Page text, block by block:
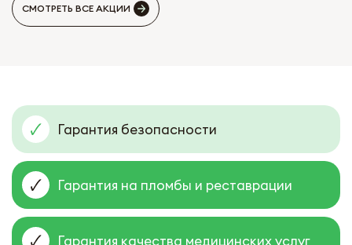
СМОТРЕТЬ ВСЕ АКЦИИ
Гарантия безопасности
Гарантия на пломбы и реставрации
Гарантия качества медицинских услуг